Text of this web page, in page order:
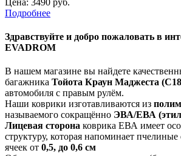
Подробнее
Здравствуйте и добро пожаловать в
EVADROM
В нашем магазине вы найдете
багажника Тойота Краун Маджеста
автомобиля с правым рулём.
Наши коврики изготавливаются из
называемого сокращённо ЭВА/ЕВА
Лицевая сторона коврика ЕВА имеет
структуру, которая напоминает
ячеек от 0,5, до 0,6 см